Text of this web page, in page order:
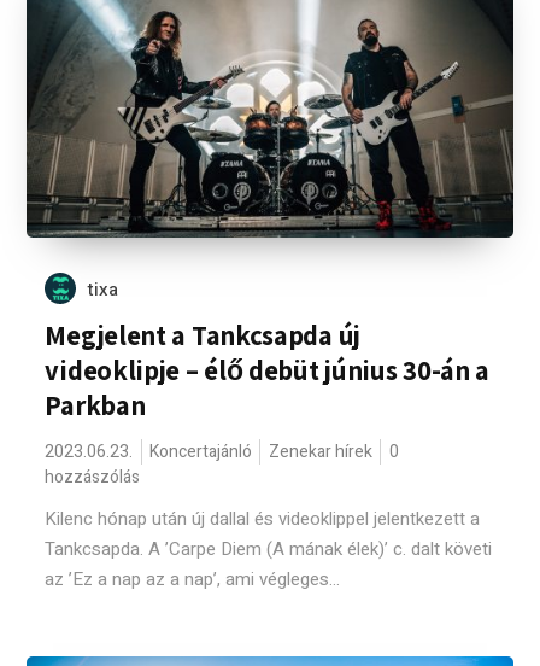
tixa
Megjelent a Tankcsapda új
videoklipje – élő debüt június 30-án a
Parkban
2023.06.23. Koncertajánló Zenekar hírek
0
hozzászólás
Kilenc hónap után új dallal és videoklippel jelentkezett a
Tankcsapda. A ’Carpe Diem (A mának élek)’ c. dalt követi
az ’Ez a nap az a nap’, ami végleges...